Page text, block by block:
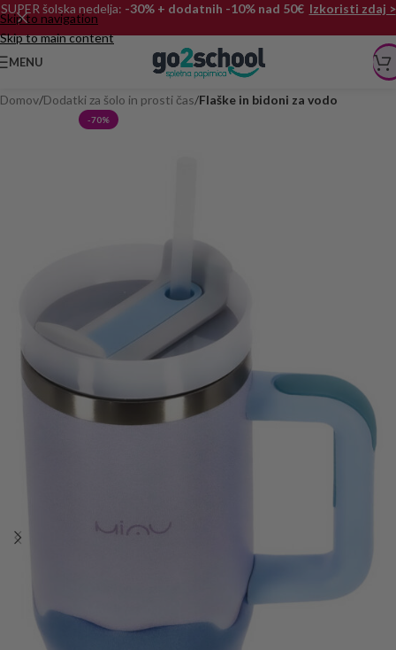
Skip to navigation
Skip to main content
SUPER šolska nedelja: -30% + dodatnih -10% nad 50€ Izkoristi zdaj >
MENU
Domov Dodatki za šolo in prosti čas Flaške in bidoni za vodo
-70%